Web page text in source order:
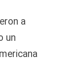
a
un